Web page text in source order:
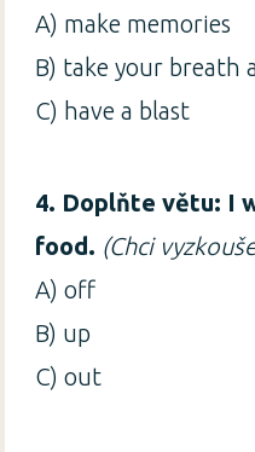
A) make memories
B) take your breath
C) have a blast
4. Doplňte větu: I
food. (Chci
A) off
B) up
C) out